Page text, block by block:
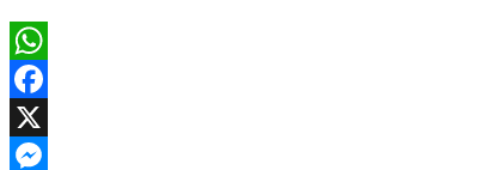
WhatsApp
Facebook
X